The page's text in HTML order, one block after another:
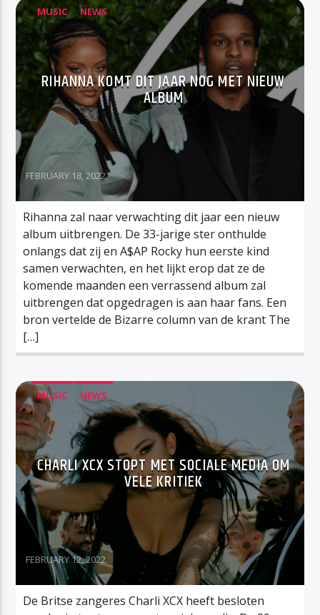
MUSIC NEWS
RIHANNA KOMT DIT JAAR NOG MET NIEUW
ALBUM
FEBRUARY 18, 2022
Rihanna zal naar verwachting dit jaar een nieuw
album uitbrengen. De 33-jarige ster onthulde
onlangs dat zij en A$AP Rocky hun eerste kind
samen verwachten, en het lijkt erop dat ze de
komende maanden een verrassend album zal
uitbrengen dat opgedragen is aan haar fans. Een
bron vertelde de Bizarre column van de krant The
[…]
MUSIC NEWS
CHARLI XCX STOPT MET SOCIALE MEDIA OM
VELE KRITIEK
FEBRUARY 12, 2022
De Britse zangeres Charli XCX heeft besloten